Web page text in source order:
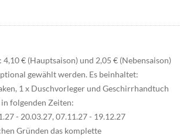
€ (Hauptsaison) und 2,05 € (Nebensaison)
gewählt werden. Es beinhaltet:
1 x Duschvorleger und Geschirrhandtuch
folgenden Zeiten:
- 20.03.27, 07.11.27 - 19.12.27
Gründen das komplette